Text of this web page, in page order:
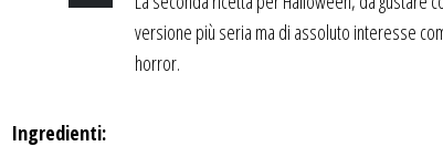
versione più seria ma di assoluto interesse
horror.
Ingredienti: